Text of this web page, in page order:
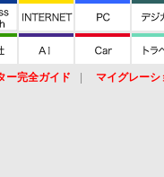
ー完全ガイド マイグレーシ